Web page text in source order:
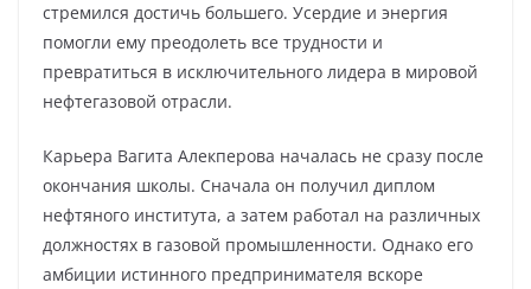
стремился достичь большего. Усердие и энергия
помогли ему преодолеть все трудности и
превратиться в исключительного лидера в мировой
нефтегазовой отрасли.
Карьера Вагита Алекперова началась не сразу после
окончания школы. Сначала он получил диплом
нефтяного института, а затем работал на различных
должностях в газовой промышленности. Однако его
амбиции истинного предпринимателя вскоре